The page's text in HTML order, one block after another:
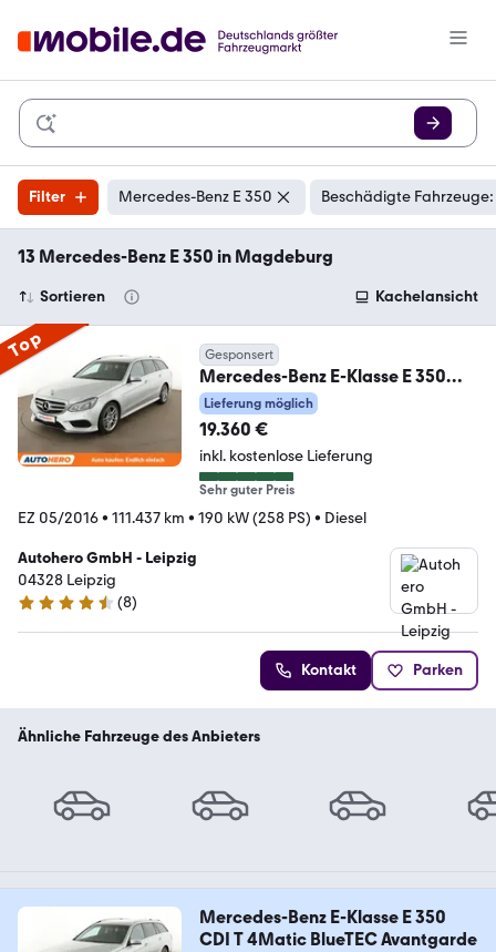
Filter Mercedes-Benz E 350 Beschädigte
13 Mercedes-Benz E 350 in Magdeburg
Sortieren Kachelansicht
Top Gesponsert
Mercedes-Benz E-Klasse E 350
CDI T 4Matic BlueTEC Avantgarde
Lieferung möglich
19.360 €
inkl. kostenlose Lieferung
Sehr guter Preis
EZ 05/2016• 111.437 km • 190 kW (258 PS) • Diesel
Autohero GmbH - Leipzig
04328 Leipzig
4.3 Sterne
(8)
Kontakt Parken
Ähnliche Fahrzeuge des Anbieters
Mercedes-Benz E-Klasse E 350
CDI T 4Matic BlueTEC Avantgarde